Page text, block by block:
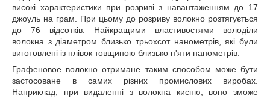
високі характеристики при розриві з навантаженням до 17
джоуль на грам. При цьому до розриву волокно розтягується
до 76 відсотків. Найкращими властивостями володіли
волокна з діаметром близько трьохсот нанометрів, які були
виготовлені із плівок товщиною близько п'яти нанометрів.
Графеновое волокно отримане таким способом може бути
застосоване в самих різних промислових виробах.
Наприклад, при видаленні з волокна кисню, воно зможе